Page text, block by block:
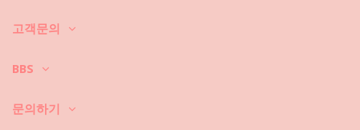
를 선택하셔야 합니다. 그러면, 몇 년 동안 어떻게 관리할까요?
놓으세요. 콘크리트, 돌 (예를 들어, 수영장 모서리), 나무 조각 등과 같은 표
세탁 방법? 비키니를 매번 사용한 후, 바닷물이 아닌 청결한 물에 헹구세
고객문의
BBS
문의하기